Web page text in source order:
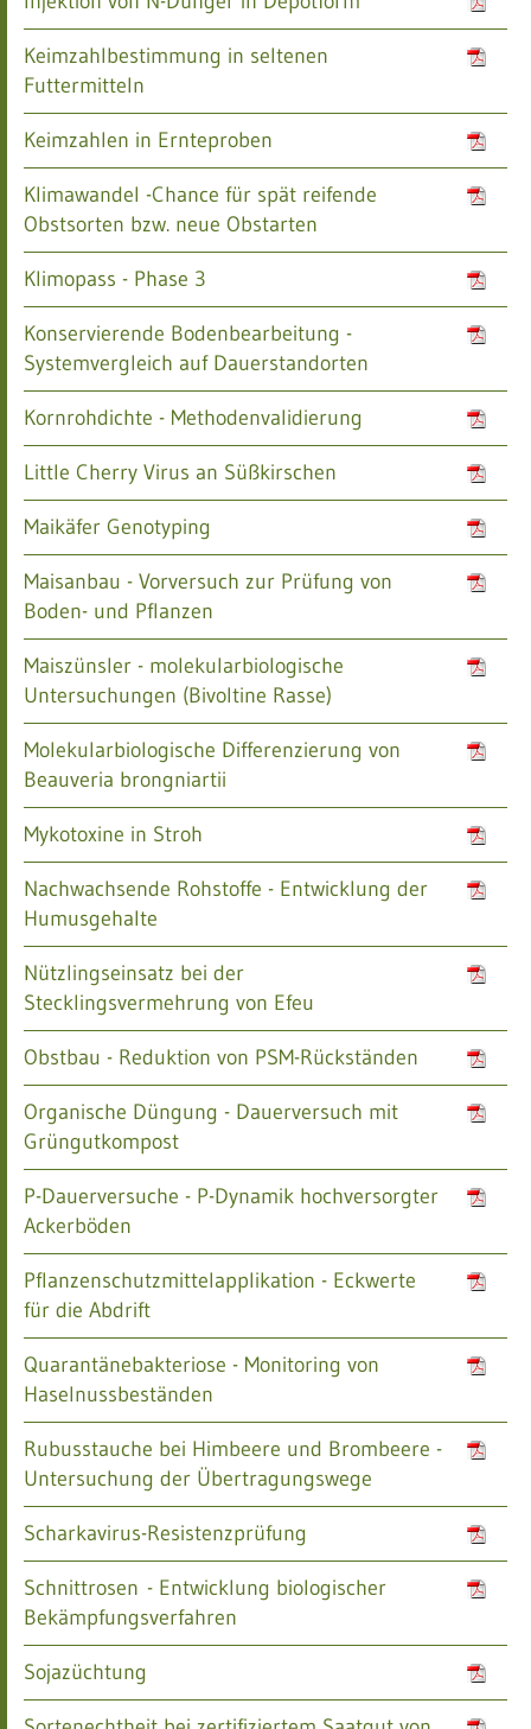
Keimzahlbestimmung in seltenen
Futtermitteln
Keimzahlen in Ernteproben
Klimawandel -Chance für spät reifende
Obstsorten bzw. neue Obstarten
Klimopass - Phase 3
Konservierende Bodenbearbeitung -
Systemvergleich auf Dauerstandorten
Kornrohdichte - Methodenvalidierung
Little Cherry Virus an Süßkirschen
Maikäfer Genotyping
Maisanbau - Vorversuch zur Prüfung von
Boden- und Pflanzen
Maiszünsler - molekularbiologische
Untersuchungen (Bivoltine Rasse)
Molekularbiologische Differenzierung von
Beauveria brongniartii
Mykotoxine in Stroh
Nachwachsende Rohstoffe - Entwicklung der
Humusgehalte
Nützlingseinsatz bei der
Stecklingsvermehrung von Efeu
Obstbau - Reduktion von PSM-Rückständen
Organische Düngung - Dauerversuch mit
Grüngutkompost
P-Dauerversuche - P-Dynamik hochversorgter
Ackerböden
Pflanzenschutzmittelapplikation - Eckwerte
für die Abdrift
Quarantänebakteriose - Monitoring von
Haselnussbeständen
Rubusstauche bei Himbeere und Brombeere -
Untersuchung der Übertragungswege
Scharkavirus-Resistenzprüfung
Schnittrosen - Entwicklung biologischer
Bekämpfungsverfahren
Sojazüchtung